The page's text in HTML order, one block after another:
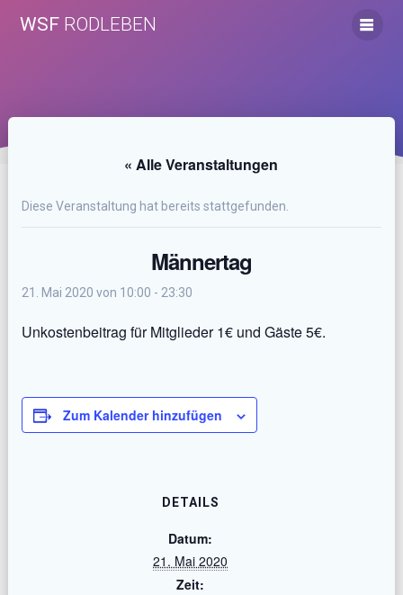
WSF RODLEBEN
« Alle Veranstaltungen
Diese Veranstaltung hat bereits stattgefunden.
Männertag
21. Mai 2020 von 10:00 - 23:30
Unkostenbeitrag für Mitglieder 1€ und Gäste 5€.
Zum Kalender hinzufügen
DETAILS
Datum:
21. Mai 2020
Zeit: